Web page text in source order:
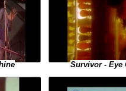
Survivor - Eye